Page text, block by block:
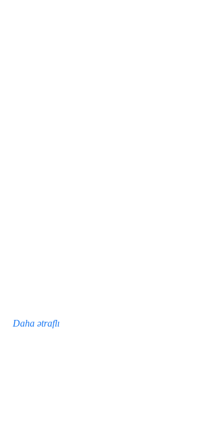
Daha ətraflı